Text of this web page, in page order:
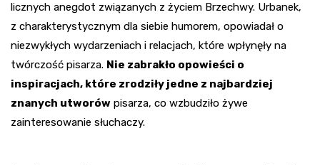
licznych anegdot związanych z życiem Brzechwy. Urbanek,
z charakterystycznym dla siebie humorem, opowiadał o
niezwykłych wydarzeniach i relacjach, które wpłynęły na
twórczość pisarza. Nie zabrakło opowieści o
inspiracjach, które zrodziły jedne z najbardziej
znanych utworów pisarza, co wzbudziło żywe
zainteresowanie słuchaczy.